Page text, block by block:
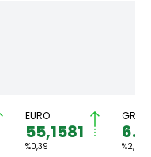
EURO
55,1581
%0,39 %2,59